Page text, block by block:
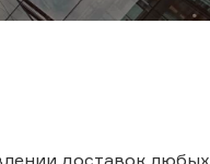
доставок